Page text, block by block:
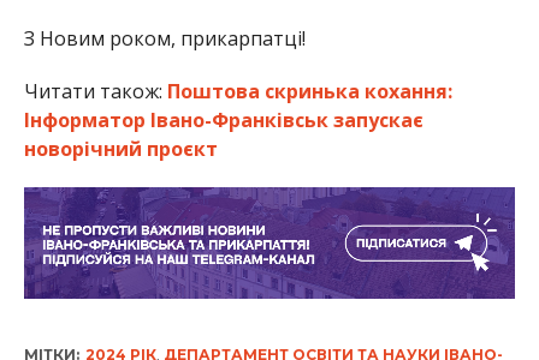
З Новим роком, прикарпатці!
Читати також: Поштова скринька кохання:
Інформатор Івано-Франківськ запускає
новорічний проєкт
МІТКИ: 2024 РІК, ДЕПАРТАМЕНТ ОСВІТИ ТА НАУКИ ІВАНО-